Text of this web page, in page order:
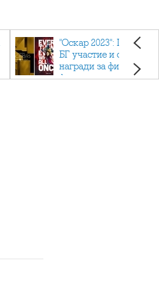
"Оскар 2023": Приз с
БГ участие и седем
награди за филма
фаворит